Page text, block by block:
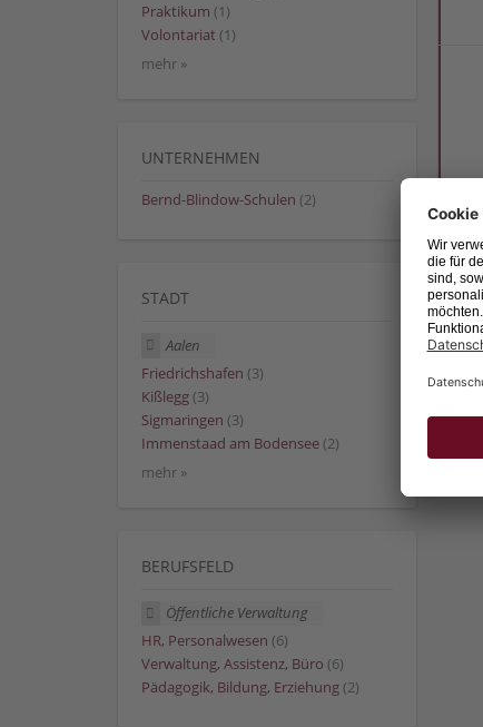
Praktikum (1)
Volontariat (1)
mehr »
UNTERNEHMEN
Bernd-Blindow-Schulen (2)
STADT
Aalen
Friedrichshafen (3)
Kißlegg (3)
Sigmaringen (3)
Immenstaad am Bodensee (2)
mehr »
BERUFSFELD
Öffentliche Verwaltung
HR, Personalwesen (6)
Verwaltung, Assistenz, Büro (6)
Pädagogik, Bildung, Erziehung (2)